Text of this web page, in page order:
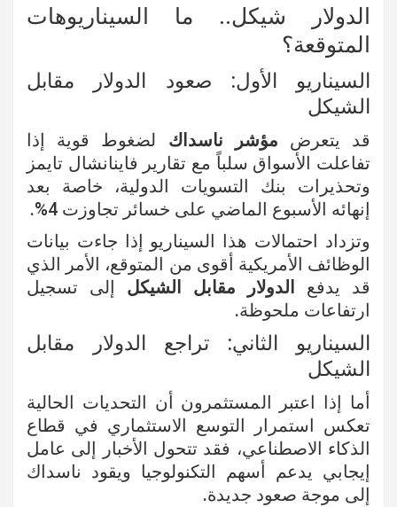
الدولار شيكل.. ما السيناريوهات
المتوقعة؟
السيناريو الأول: صعود الدولار مقابل
الشيكل
قد يتعرض مؤشر ناسداك لضغوط قوية إذا
تفاعلت الأسواق سلباً مع تقارير فاينانشال تايمز
وتحذيرات بنك التسويات الدولية، خاصة بعد
إنهائه الأسبوع الماضي على خسائر تجاوزت 4%.
وتزداد احتمالات هذا السيناريو إذا جاءت بيانات
الوظائف الأمريكية أقوى من المتوقع، الأمر الذي
قد يدفع
الدولار مقابل الشيكل إلى تسجيل
ارتفاعات ملحوظة.
السيناريو الثاني: تراجع الدولار مقابل
الشيكل
أما إذا اعتبر المستثمرون أن التحديات الحالية
تعكس استمرار التوسع الاستثماري في قطاع
الذكاء الاصطناعي، فقد تتحول الأخبار إلى عامل
إيجابي يدعم أسهم التكنولوجيا ويقود ناسداك
إلى موجة صعود جديدة.